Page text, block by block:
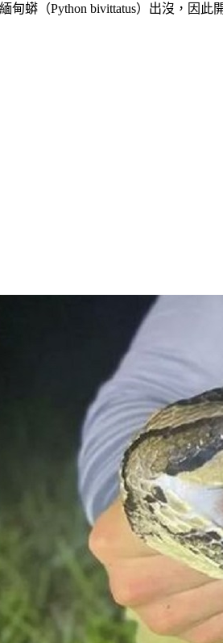
蟒（Python bivittatus）出沒，因此